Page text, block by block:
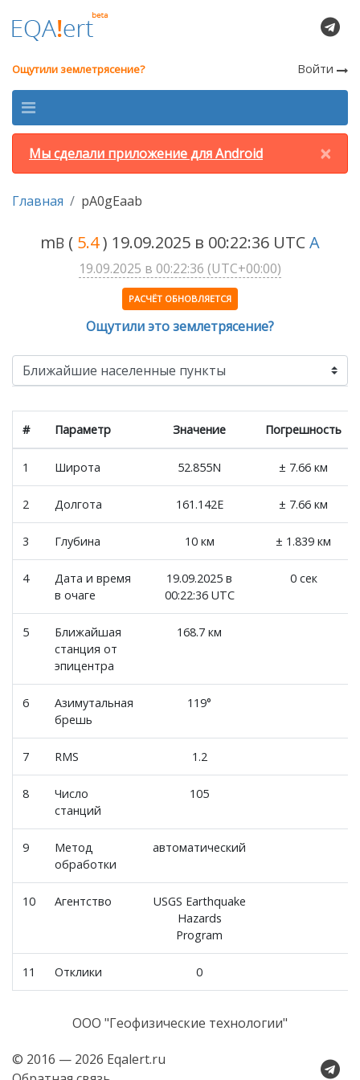
Ощутили землетрясение? Войти
×
Мы сделали приложение для Android
Главная pA0gEaab
mB ( 5.4) 19.09.2025 в 00:22:36 UTCA
19.09.2025 в 00:22:36 (UTC+00:00)
РАСЧЁТ ОБНОВЛЯЕТСЯ
Ощутили это землетрясение?
# Параметр Значение Погрешность
1 Широта 52.855N ± 7.66 км
2 Долгота 161.142E ± 7.66 км
3 Глубина 10 км ± 1.839 км
4
Дата и время
в очаге
19.09.2025 в
00:22:36 UTC
0 сек
5
Ближайшая
станция от
эпицентра
168.7 км
6
Азимутальная
брешь
119°
7 RMS 1.2
8
Число
станций
105
9
Метод
обработки
автоматический
10 Агентство
USGS Earthquake
Hazards
Program
11 Отклики 0
© 2016 — 2026 Eqalert.ru
ООО "Геофизические технологии"